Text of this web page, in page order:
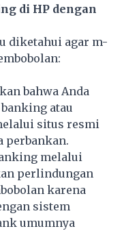
di HP dengan
diketahui agar m-
bahwa Anda
atau
situs resmi
perbankan.
melalui
perlindungan
karena
sistem
umumnya